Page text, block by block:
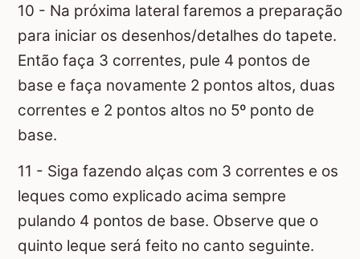
10 - Na próxima lateral faremos a preparação
para iniciar os desenhos/detalhes do tapete.
Então faça 3 correntes, pule 4 pontos de
base e faça novamente 2 pontos altos, duas
correntes e 2 pontos altos no 5º ponto de
base.
11 - Siga fazendo alças com 3 correntes e os
leques como explicado acima sempre
pulando 4 pontos de base. Observe que o
quinto leque será feito no canto seguinte.